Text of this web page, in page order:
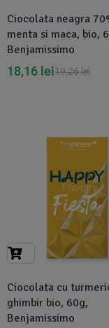
Ciocolata neagra
menta si maca, bio,
Benjamissimo
19,26lei
18,16 lei
Ciocolata cu
ghimbir bio, 60g,
Benjamissimo